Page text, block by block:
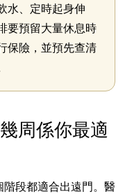
水、定時起身伸
要預留大量休息時
保險，並預先查清
周係你最適
段都適合出遠門。醫